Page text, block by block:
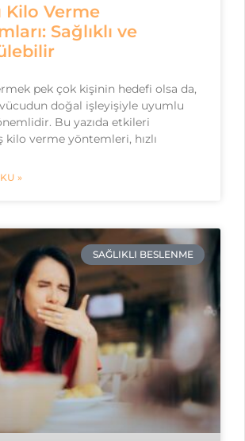
Kilo Verme
Sağlıklı ve
pek çok kişinin hedefi olsa da,
doğal işleyişiyle uyumlu
Bu yazıda etkileri
kilo verme yöntemleri, hızlı
»
SAĞLIKLI BESLENME